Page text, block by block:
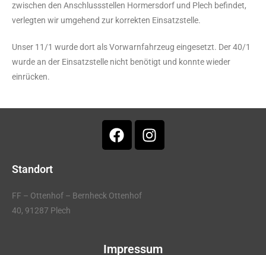
zwischen den Anschlussstellen Hormersdorf und Plech befindet,
verlegten wir umgehend zur korrekten Einsatzstelle.
Unser 11/1 wurde dort als Vorwarnfahrzeug eingesetzt. Der 40/1
wurde an der Einsatzstelle nicht benötigt und konnte wieder
einrücken.
Standort
FF – Ottenhof – Bernheck Ottenhof
40, 91287 Plech
Impressum